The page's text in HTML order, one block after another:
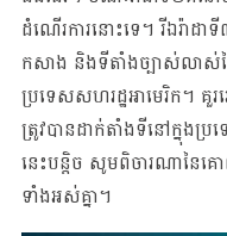
ដំណើរការនោះទេ។ រីឯរ៉ាដ
កសាង និងទីតាំងច្បាស់លាស់
ប្រទេសសហរដ្ឋអាមេរិក។ គួ
ត្រូវបានដាក់តាំងទីនៅក្នុង
នេះបន្តិច សូមពិចារណានៃគ
ទាំងអស់គ្នា។